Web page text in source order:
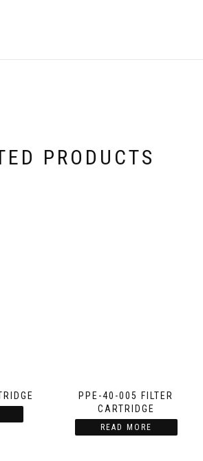
PRODUCTS
PPE-40-005 FILTER
CARTRIDGE
READ MORE